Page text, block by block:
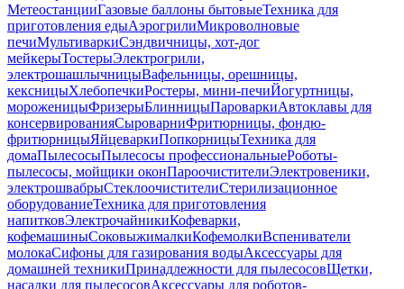
МетеостанцииГазовые баллоны бытовыеТехника для
приготовления едыАэрогрилиМикроволновые
печиМультиваркиСэндвичницы, хот-дог
мейкерыТостерыЭлектрогрили,
электрошашлычницыВафельницы, орешницы,
кексницыХлебопечкиРостеры, мини-печиЙогуртницы,
мороженицыФризерыБлинницыПароваркиАвтоклавы для
консервированияСыроварниФритюрницы, фондю-
фритюрницыЯйцеваркиПопкорницыТехника для
домаПылесосыПылесосы профессиональныеРоботы-
пылесосы, мойщики оконПароочистителиЭлектровеники,
электрошвабрыСтеклоочистителиСтерилизационное
оборудованиеТехника для приготовления
напитковЭлектрочайникиКофеварки,
кофемашиныСоковыжималкиКофемолкиВспениватели
молокаСифоны для газирования водыАксессуары для
домашней техникиПринадлежности для пылесосовЩетки,
насадки для пылесосовАксессуары для роботов-